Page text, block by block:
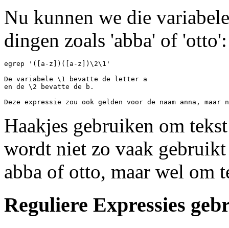
Nu kunnen we die
dingen zoals 'abba' of 'otto':
egrep '([a-z])([a-z])\2\1'
De variabele \1 bevatte de letter a
en de \2 bevatte de b.
Haakjes gebruiken om
wordt niet zo vaak gebruikt
abba of otto, maar wel om
Reguliere Expressies